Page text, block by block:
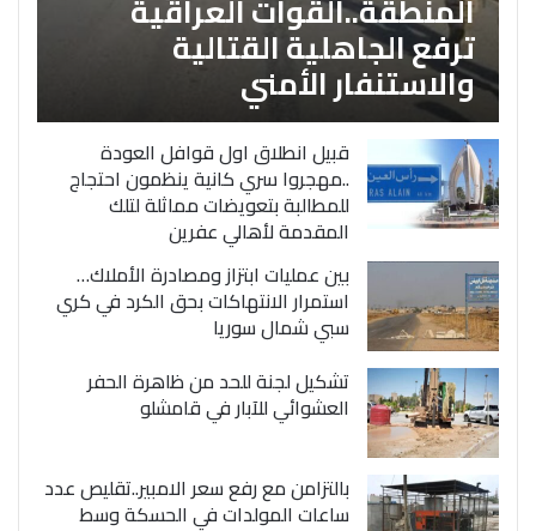
ترفع الجاهلية القتالية
والاستنفار الأمني
قبيل انطلاق اول قوافل العودة
..مهجروا سري كانية ينظمون احتجاج
للمطالبة بتعويضات مماثلة لتلك
المقدمة لأهالي عفرين
بين عمليات ابتزاز ومصادرة الأملاك…
استمرار الانتهاكات بحق الكرد في كري
سبي شمال سوريا
تشكيل لجنة للحد من ظاهرة الحفر
العشوائي للآبار في قامشلو
بالتزامن مع رفع سعر الامبير..تقليص عدد
ساعات المولدات في الحسكة وسط